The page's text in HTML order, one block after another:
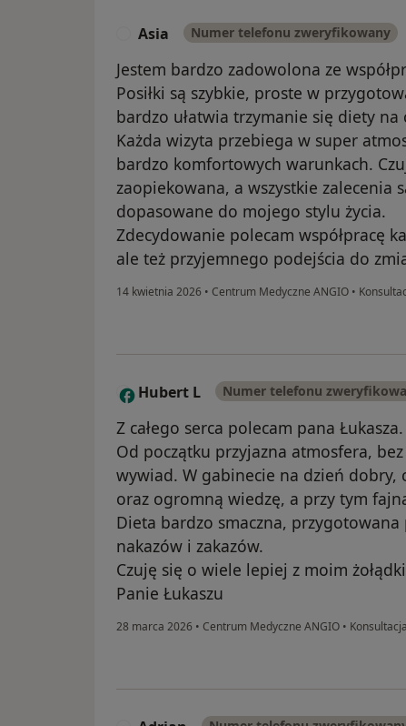
Asia Numer telefonu zweryfikowany
Jestem bardzo zadowolona ze
Posiłki są szybkie, proste w
bardzo ułatwia trzymanie się diety na
Każda wizyta przebiega w super
bardzo komfortowych warunkach.
zaopiekowana, a wszystkie zalecenia
dopasowane do mojego stylu życia.
Zdecydowanie polecam współpracę
ale też przyjemnego podejścia do
14 kwietnia 2026 • Centrum Medyczne ANGIO •
H Hubert L Numer telefonu
Z całego serca polecam pana Łukasza.
Od początku przyjazna atmosfera,
wywiad. W gabinecie na dzień dobry,
oraz ogromną wiedzę, a przy tym
Dieta bardzo smaczna,
nakazów i zakazów.
Czuję się o wiele lepiej z moim
Panie Łukaszu
28 marca 2026 • Centrum Medyczne ANGIO •